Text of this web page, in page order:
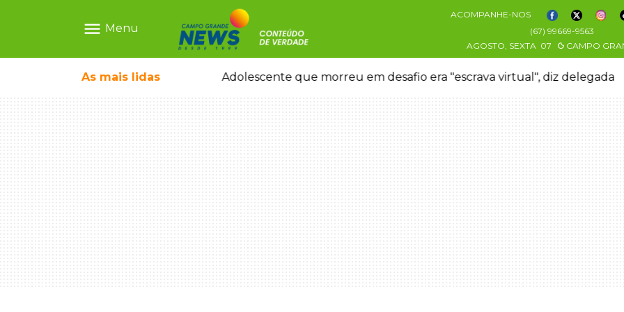
menu Menu
ACOMPANHE-NOS
(67) 99669-9563
AGOSTO, SEXTA 07 CAMPO
As mais lidas
temporal no interior Adolescente que morreu em desafio era "escrava virtual", diz delegada